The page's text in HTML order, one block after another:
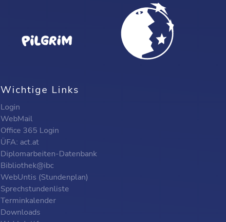
Wichtige Links
Login
WebMail
Office 365 Login
ÜFA: act.at
Diplomarbeiten-Datenbank
Bibliothek@ibc
WebUntis (Stundenplan)
Sprechstundenliste
Terminkalender
Downloads